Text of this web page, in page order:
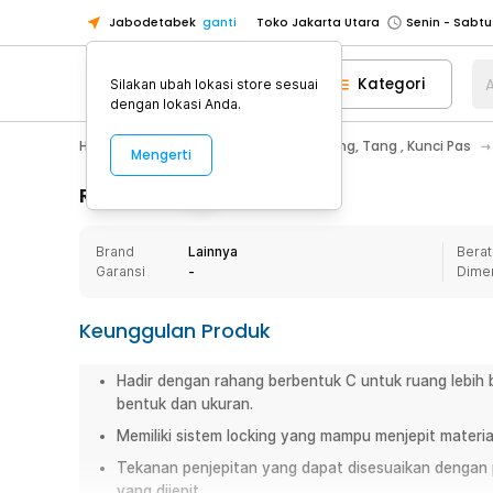
Jabodetabek ganti
Toko Jakarta Utara
Toko Tangerang
Toko Cikupa
Pick n Go Jakarta Barat
Senin -
Pick n Go Bekasi
Senin - Jumat
Senin -
Toko Tangerang
Pick n Go Jakarta Barat
Senin -
Kategori
Home Appliance Obeng, Tang , Kunci Pas
Rincian Produk
Brand
Lainnya
Garansi
-
Keunggulan Produk
Hadir dengan rahang berbentuk C untuk ruang
bentuk dan ukuran.
Memiliki sistem locking yang mampu menjepit
Tekanan penjepitan yang dapat disesuaikan
Silakan ubah lokasi store sesuai
dengan lokasi Anda.
Mengerti